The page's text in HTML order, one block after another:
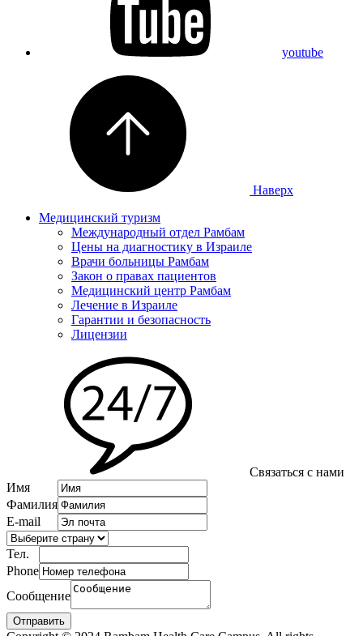
youtube
Наверх
Медицинский туризм
Международный отдел Рамбам
Цены на диагностику в Израиле
Врачи больницы Рамбам
Закон о правах пациентов
Медицинский центр Рамбам
Лечение в Израиле
Гарантии и безопасность
Лицензии
Связаться с нами
Имя
Фамилия
E-mail
Тел.
Phone
Сообщение